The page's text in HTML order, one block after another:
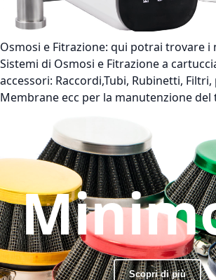
Osmosi e Fitrazione: qui potrai trovare i
Sistemi di Osmosi e Fitrazione a
accessori: Raccordi,Tubi, Rubinetti,
Membrane ecc per la manutenzione
Scopri di più